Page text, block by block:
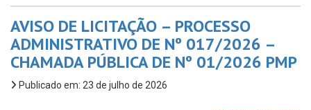
AVISO DE LICITAÇÃO – PROCESSO
ADMINISTRATIVO DE Nº 017/2026 –
CHAMADA PÚBLICA DE Nº 01/2026 PMP
Publicado em: 23 de julho de 2026